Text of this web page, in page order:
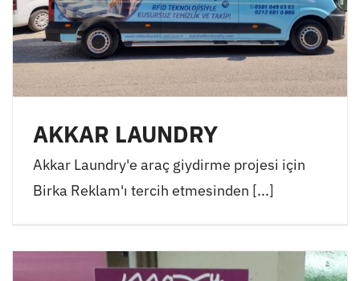
AKKAR LAUNDRY
Akkar Laundry'e araç giydirme projesi için
Birka Reklam'ı tercih etmesinden [...]